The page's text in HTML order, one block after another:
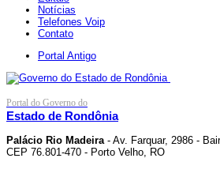
Notícias
Telefones Voip
Contato
Portal Antigo
Portal do Governo do
Estado de Rondônia
Palácio Rio Madeira - Av. Farquar, 2986 -
CEP 76.801-470 - Porto Velho, RO